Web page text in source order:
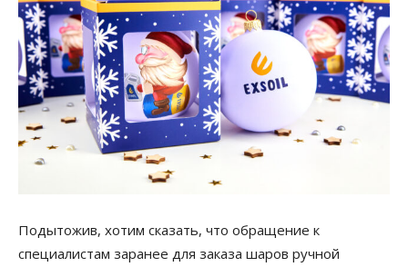
Подытожив, хотим сказать, что обращение к
специалистам заранее для заказа шаров ручной